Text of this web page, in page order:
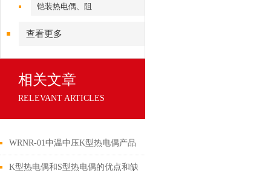
铠装热电偶、阻
查看更多
相关文章
RELEVANT ARTICLES
WRNR-01中温中压K型热电偶产品
介绍
K型热电偶和S型热电偶的优点和缺